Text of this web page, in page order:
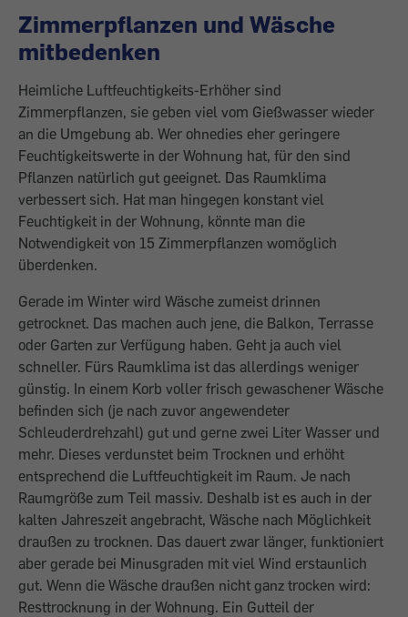
Zimmerpflanzen und Wäsche
mitbedenken
Heimliche Luftfeuchtigkeits-Erhöher sind
Zimmerpflanzen, sie geben viel vom Gießwasser wieder
an die Umgebung ab. Wer ohnedies eher geringere
Feuchtigkeitswerte in der Wohnung hat, für den sind
Pflanzen natürlich gut geeignet. Das Raumklima
verbessert sich. Hat man hingegen konstant viel
Feuchtigkeit in der Wohnung, könnte man die
Notwendigkeit von 15 Zimmerpflanzen womöglich
überdenken.
Gerade im Winter wird Wäsche zumeist drinnen
getrocknet. Das machen auch jene, die Balkon, Terrasse
oder Garten zur Verfügung haben. Geht ja auch viel
schneller. Fürs Raumklima ist das allerdings weniger
günstig. In einem Korb voller frisch gewaschener Wäsche
befinden sich (je nach zuvor angewendeter
Schleuderdrehzahl) gut und gerne zwei Liter Wasser und
mehr. Dieses verdunstet beim Trocknen und erhöht
entsprechend die Luftfeuchtigkeit im Raum. Je nach
Raumgröße zum Teil massiv. Deshalb ist es auch in der
kalten Jahreszeit angebracht, Wäsche nach Möglichkeit
draußen zu trocknen. Das dauert zwar länger, funktioniert
aber gerade bei Minusgraden mit viel Wind erstaunlich
gut. Wenn die Wäsche draußen nicht ganz trocken wird:
Resttrocknung in der Wohnung. Ein Gutteil der